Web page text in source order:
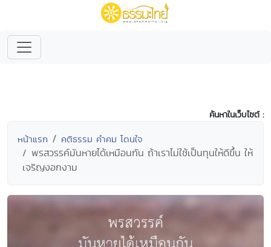
ค้นหาในเว็บไซต์ :
หน้าแรก คติธรรม คำคม โดนใจ
พรสวรรค์มันหายได้เหมือนกัน ถ้าเราไม่ใช้เป็นทุนให้ดีขึ้น ให้
เจริญงอกงาม